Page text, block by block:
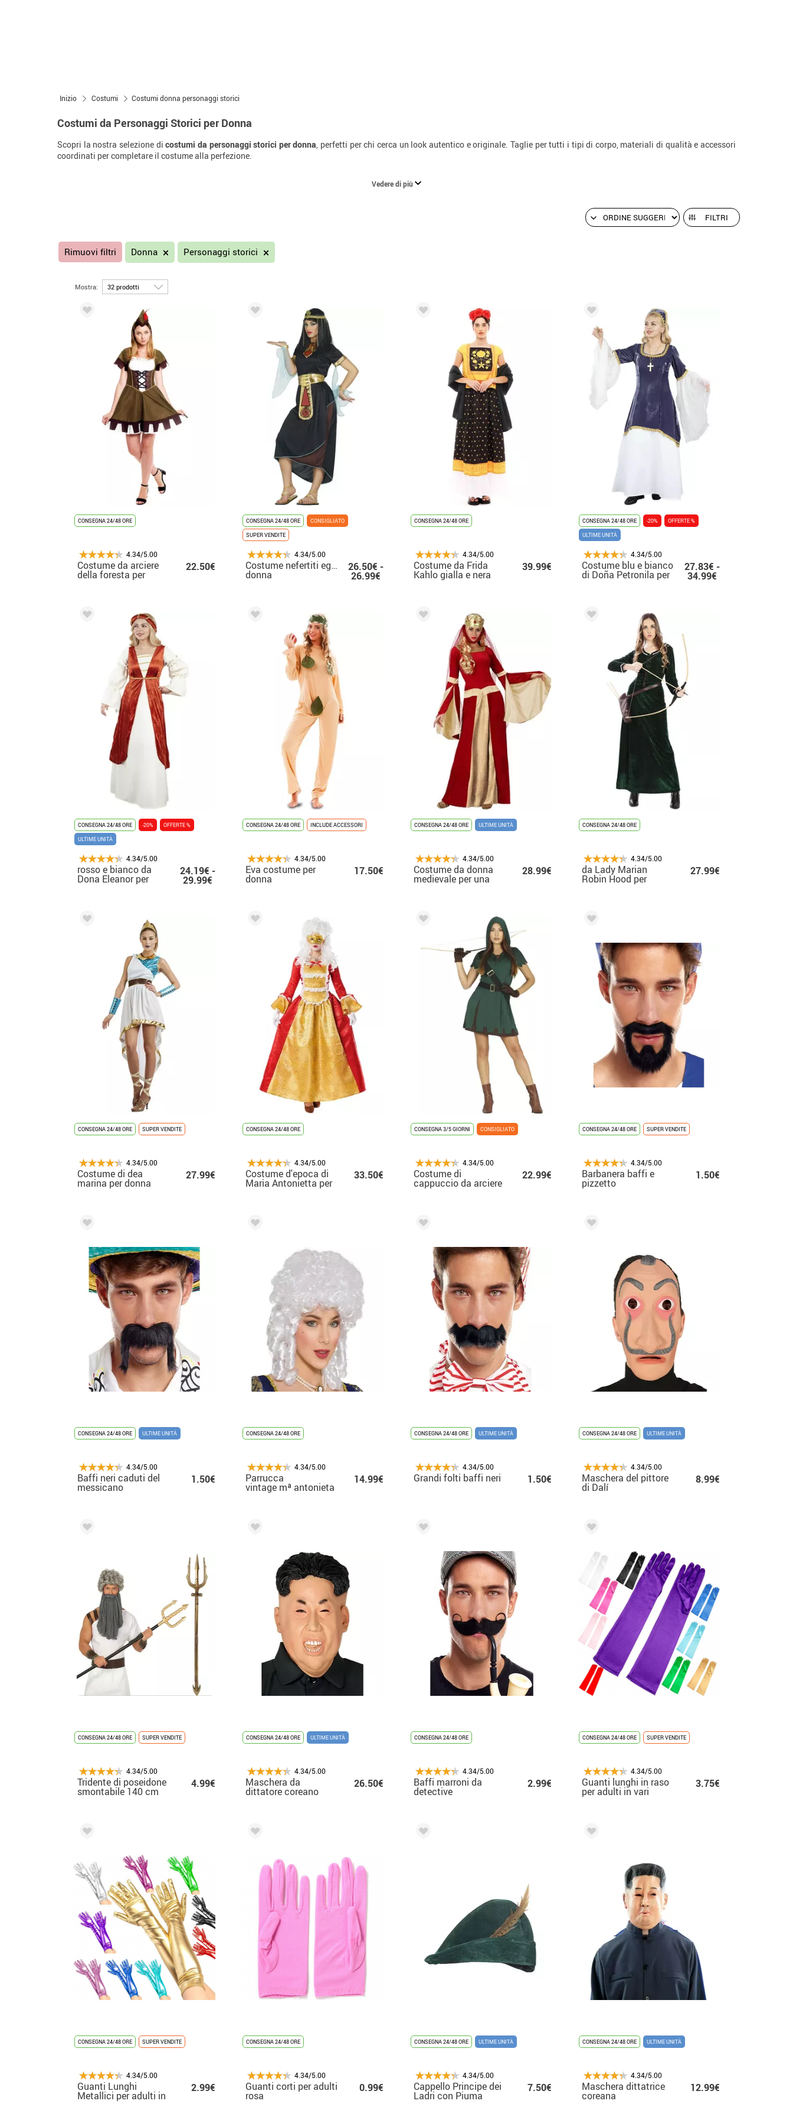
Inizio Costumi Costumi donna personaggi storici
Costumi da Personaggi Storici per Donna
Scopri la nostra selezione dicostumi da personaggi storici per donna, perfetti per chi cerca un look autentico e originale. Taglie per tutti i tipi di corpo, materiali di qualità e accessori
coordinati per completare il costume alla perfezione.
Vedere di più
FILTRI
Rimuovi filtri Donna Personaggi storici
Mostra:
CONSEGNA 24/48 ORE
4.34/5.00
Costume da arciere
della foresta per
22.50€
CONSEGNA 24/48 ORE
CONSIGLIATO
SUPER VENDITE
4.34/5.00
Costume nefertiti egiziano per
donna
26.50€ -
26.99€
CONSEGNA 24/48 ORE
4.34/5.00
Costume da Frida
Kahlo gialla e nera
per donna
39.99€
CONSEGNA 24/48 ORE -20%
OFFERTE %
ULTIME UNITÀ
4.34/5.00
Costume blu e bianco
di Doña Petronila per
27.83€ -
34.99€
CONSEGNA 24/48 ORE -20%
OFFERTE %
ULTIME UNITÀ
4.34/5.00
rosso e bianco da
Dona Eleanor per
24.19€ -
29.99€
CONSEGNA 24/48 ORE INCLUDE ACCESSORI
4.34/5.00
Eva costume per
donna
17.50€
CONSEGNA 24/48 ORE ULTIME UNITÀ
4.34/5.00
Costume da donna
medievale per una
28.99€
CONSEGNA 24/48 ORE
4.34/5.00
da Lady Marian
Robin Hood per
27.99€
CONSEGNA 24/48 ORE SUPER VENDITE
4.34/5.00
Costume di dea
marina per donna
27.99€
CONSEGNA 24/48 ORE
4.34/5.00
Costume d'epoca di
Maria Antonietta per
33.50€
CONSEGNA 3/5 GIORNI CONSIGLIATO
4.34/5.00
Costume di
cappuccio da arciere
robin per donna
22.99€
CONSEGNA 24/48 ORE SUPER VENDITE
4.34/5.00
Barbanera baffi e
pizzetto
1.50€
CONSEGNA 24/48 ORE ULTIME UNITÀ
4.34/5.00
Baffi neri caduti del
messicano
1.50€
CONSEGNA 24/48 ORE
4.34/5.00
Parrucca
vintage mª antonieta
14.99€
CONSEGNA 24/48 ORE ULTIME UNITÀ
4.34/5.00
Grandi folti baffi neri 1.50€
CONSEGNA 24/48 ORE ULTIME UNITÀ
4.34/5.00
Maschera del pittore
di Dalí
8.99€
CONSEGNA 24/48 ORE SUPER VENDITE
4.34/5.00
Tridente di poseidone
smontabile 140 cm
4.99€
CONSEGNA 24/48 ORE ULTIME UNITÀ
4.34/5.00
Maschera da
dittatore coreano
26.50€
CONSEGNA 24/48 ORE
4.34/5.00
Baffi marroni da
detective
2.99€
CONSEGNA 24/48 ORE SUPER VENDITE
4.34/5.00
Guanti lunghi in raso
per adulti in vari
colori
3.75€
CONSEGNA 24/48 ORE SUPER VENDITE
4.34/5.00
Guanti Lunghi
Metallici per adulti in
vari colori
2.99€
CONSEGNA 24/48 ORE
4.34/5.00
Guanti corti per adulti
rosa
0.99€
CONSEGNA 24/48 ORE ULTIME UNITÀ
4.34/5.00
Cappello Principe dei
Ladri con Piuma
7.50€
CONSEGNA 24/48 ORE ULTIME UNITÀ
4.34/5.00
Maschera dittatrice
coreana
12.99€